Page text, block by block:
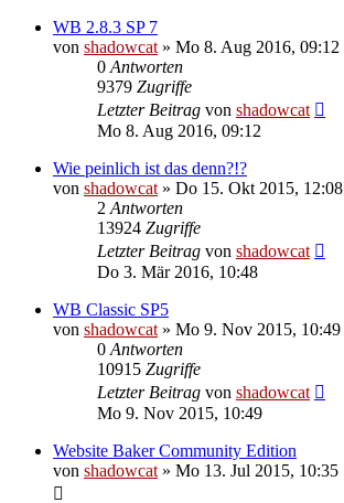
WB 2.8.3 SP 7
von shadowcat » Mo 8. Aug 2016, 09:12
0 Antworten
9379 Zugriffe
Letzter Beitrag von shadowcat
Mo 8. Aug 2016, 09:12
Wie peinlich ist das denn?!?
von shadowcat » Do 15. Okt 2015, 12:08
2 Antworten
13924 Zugriffe
Letzter Beitrag von shadowcat
Do 3. Mär 2016, 10:48
WB Classic SP5
von shadowcat » Mo 9. Nov 2015, 10:49
0 Antworten
10915 Zugriffe
Letzter Beitrag von shadowcat
Mo 9. Nov 2015, 10:49
Website Baker Community Edition
von shadowcat » Mo 13. Jul 2015, 10:35